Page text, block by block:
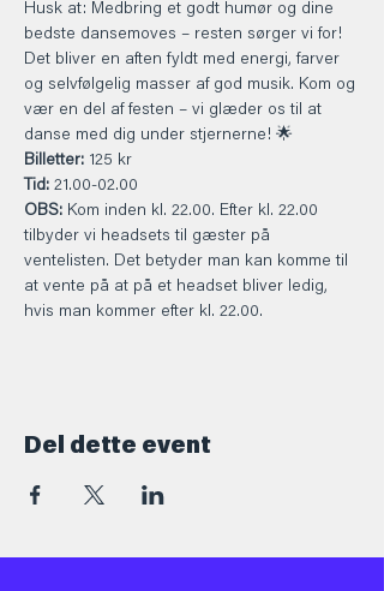
Husk at: Medbring et godt humør og dine
bedste dansemoves – resten sørger vi for!
Det bliver en aften fyldt med energi, farver
og selvfølgelig masser af god musik. Kom og
vær en del af festen – vi glæder os til at
danse med dig under stjernerne! 🌟
Billetter: 125 kr
Tid: 21.00-02.00
OBS: Kom inden kl. 22.00. Efter kl. 22.00
tilbyder vi headsets til gæster på
ventelisten. Det betyder man kan komme til
at vente på at på et headset bliver ledig,
hvis man kommer efter kl. 22.00.
Del dette event